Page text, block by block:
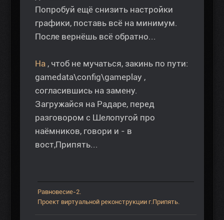
Попробуй ещё снизить настройки
графики, поставь всё на минимум.
После вернёшь всё обратно...
На , чтоб не мучаться, закинь по пути:
gamedata\config\gameplay ,
согласившись на замену.
Загружайся на Радаре, перед
разговором с Шелопугой про
наёмников, говори и - в
вост,Припять...
Равновесие-2.
Проект виртуальной реконструкции г.Припять.